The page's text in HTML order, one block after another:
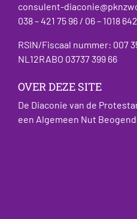
consulent-
038 – 421 75 96 / 06 – 1018
RSIN/Fiscaal nummer: 007
NL12RABO 03737 399 66
OVER DEZE SITE
De Diaconie van de
een Algemeen Nut